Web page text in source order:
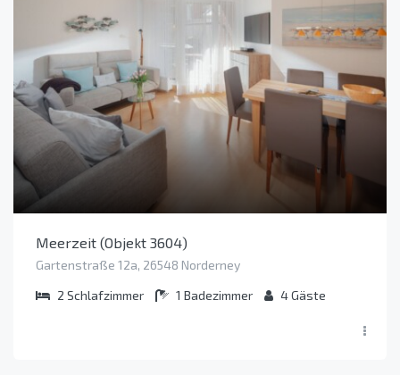
Meerzeit (Objekt 3604)
Gartenstraße 12a, 26548 Norderney
2 Schlafzimmer 1 Badezimmer 4Gäste